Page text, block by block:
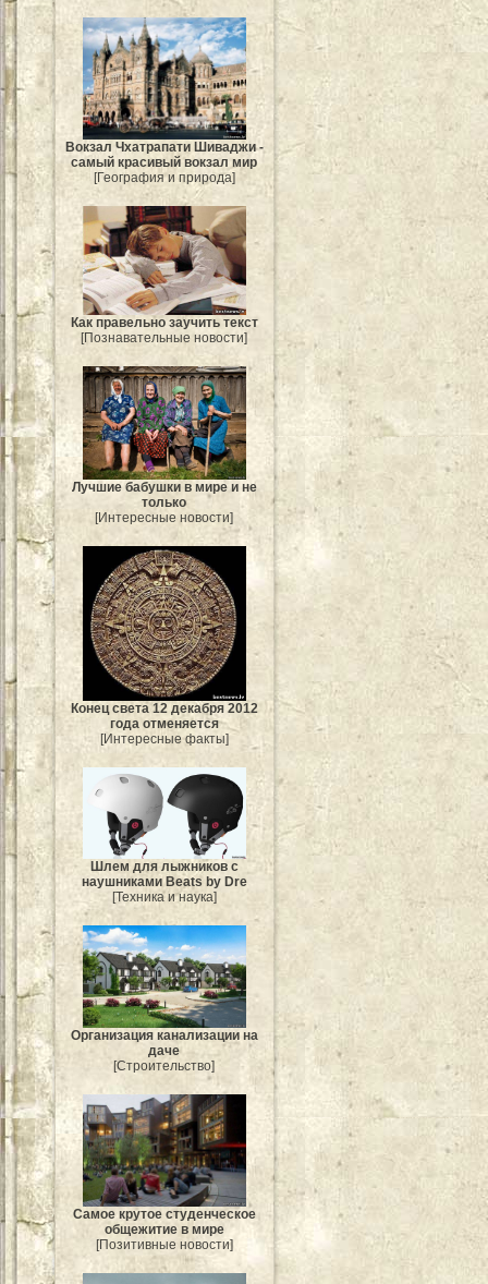
Вокзал Чхатрапати Шиваджи -
самый красивый вокзал мир
[География и природа]
Как правельно заучить текст
[Познавательные новости]
Лучшие бабушки в мире и не
только
[Интересные новости]
Конец света 12 декабря 2012
года отменяется
[Интересные факты]
Шлем для лыжников с
наушниками Beats by Dre
[Техника и наука]
Организация канализации на
даче
[Строительство]
Самое крутое студенческое
общежитие в мире
[Позитивные новости]